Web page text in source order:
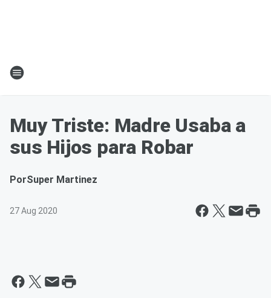
Muy Triste: Madre Usaba a
sus Hijos para Robar
PorSuper Martinez
27 Aug 2020